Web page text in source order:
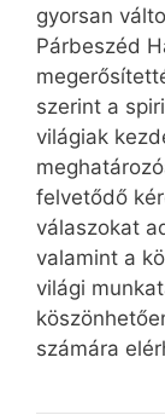
gyorsan
Párbeszéd
szerint a
világiak
felvetődő
válaszokat
valamint a
világi
számára